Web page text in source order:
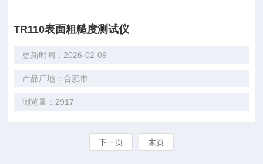
TR110表面粗糙度测试仪
更新时间：2026-02-09
产品厂地：合肥市
浏览量：2917
下一页 末页